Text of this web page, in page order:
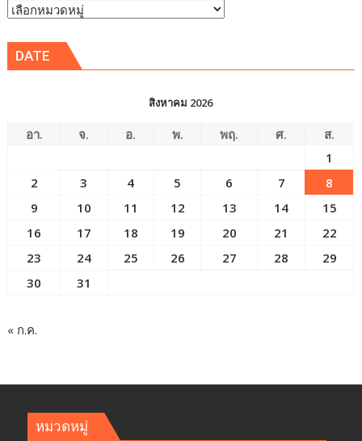
หัวข้อ
DATE
สิงหาคม 2026
อา. จ. อ. พ. พฤ. ศ.
ส.
1
2
3 4 5 6 7
8
9
10 11 12 13 14
15
16
17 18 19 20 21
22
23
24 25 26 27 28
29
30
31
« ก.ค.
หมวดหมู่